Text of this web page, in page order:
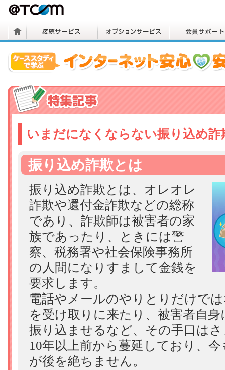
いまだになくならない振り込め詐
振り込め詐欺とは
振り込め詐欺とは、オレオレ
詐欺や還付金詐欺などの総称
であり、詐欺師は被害者の家
族であったり、ときには警
察、税務署や社会保険事務所
の人間になりすまして金銭を
要求します。
電話やメールのやりとりだけで
を受け取りに来たり、被害者自
振り込ませるなど、その手口は
10年以上前から蔓延しており、
が後を絶ちません。